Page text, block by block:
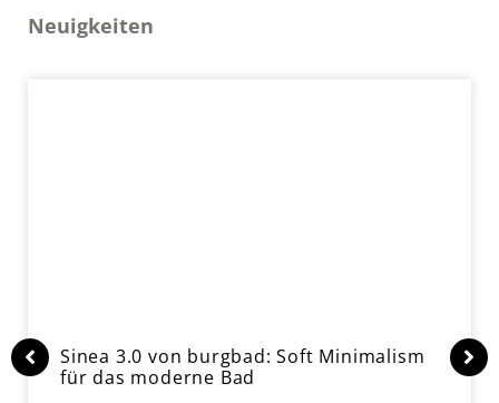
Neuigkeiten
Sinea 3.0 von burgbad: Soft Minimalism
für das moderne Bad